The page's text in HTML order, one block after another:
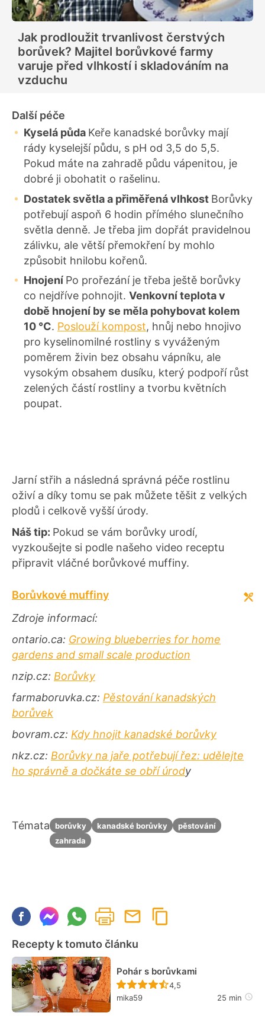
Jak prodloužit trvanlivost čerstvých
borůvek? Majitel borůvkové farmy
varuje před vlhkostí i skladováním na
vzduchu
Další péče
Kyselá půda Keře kanadské borůvky mají
rády kyselejší půdu, s pH od 3,5 do 5,5.
Pokud máte na zahradě půdu vápenitou, je
dobré ji obohatit o rašelinu.
Dostatek světla a přiměřená vlhkost Borůvky
potřebují aspoň 6 hodin přímého slunečního
světla denně. Je třeba jim dopřát pravidelnou
zálivku, ale větší přemokření by mohlo
způsobit hnilobu kořenů.
Hnojení Po prořezání je třeba ještě borůvky
co nejdříve pohnojit. Venkovní teplota v
době hnojení by se měla pohybovat kolem
10 °C. Poslouží kompost, hnůj nebo hnojivo
pro kyselinomilné rostliny s vyváženým
poměrem živin bez obsahu vápníku, ale
vysokým obsahem dusíku, který podpoří růst
zelených částí rostliny a tvorbu květních
poupat.
Jarní střih a následná správná péče rostlinu
oživí a díky tomu se pak můžete těšit z velkých
plodů i celkově vyšší úrody.
Náš tip: Pokud se vám borůvky urodí,
vyzkoušejte si podle našeho video receptu
připravit vláčné borůvkové muffiny.
Borůvkové muffiny
Zdroje informací:
ontario.ca: Growing blueberries for home
gardens and small scale production
nzip.cz: Borůvky
farmaboruvka.cz: Pěstování kanadských
borůvek
bovram.cz: Kdy hnojit kanadské borůvky
nkz.cz: Borůvky na jaře potřebují řez: udělejte
ho správně a dočkáte se obří úrody
Témata borůvky kanadské borůvky
pěstování
zahrada
Recepty k tomuto článku
Pohár s borůvkami
Recept ještě nebyl
4,5
mika59
25 min